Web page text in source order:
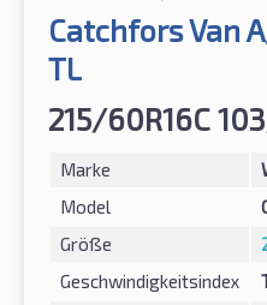
Catchfors Van
TL
215/60R16C
Marke
Model
Größe
Geschwindigkeitsindex